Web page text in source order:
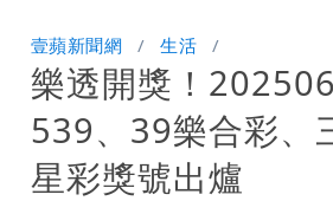
慧芝：今年的送立院
穿中國貨內褲逛街「
OL哀號：在同事眼前
壹蘋新聞網 生活
樂透開獎！
539、39樂合彩、
星彩獎號出爐